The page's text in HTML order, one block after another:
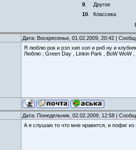
9.
Другое
10.
Классика
Дата: Воскресенье, 01.02.2009, 20:42 |
Я люблю рок и рэп хип хоп и рнб ну и
Люблю ; Green Day , Linkin Park , BoW WoW
Дата: Понедельник, 02.02.2009, 12:58 |
А я слушаю то что мне нравится, и пофиг из